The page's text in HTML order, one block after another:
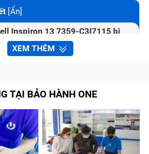
[Ẩn]
Inspiron 13 7359-C3I7115 bị
tình trạng máy như thế nào?
Dell Inspiron 13 7359-C3I7115
chất lượng tại Bảo Hành One
vỏ laptop Dell Inspiron 13
Bảo Hành One
vỏ laptop Dell Inspiron 13 7359-
XEM THÊM
TẠI BẢO HÀNH ONE